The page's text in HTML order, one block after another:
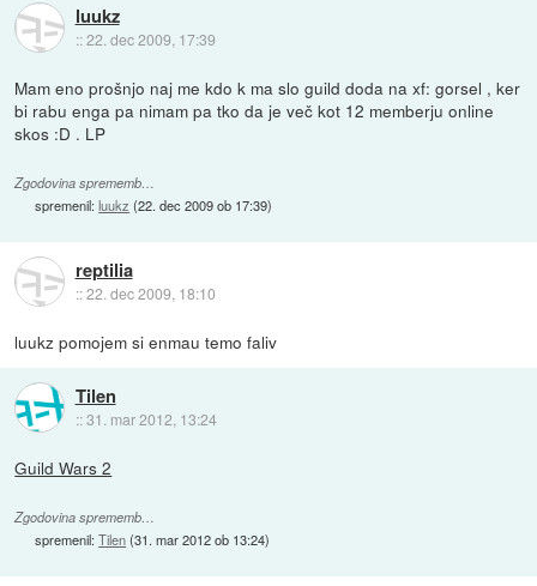
luukz
::22. dec 2009, 17:39
Mam eno prošnjo naj me kdo k ma slo guild doda na xf: gorsel , ker
bi rabu enga pa nimam pa tko da je več kot 12 memberju online
skos :D . LP
Zgodovina sprememb…
spremenil:luukz (22. dec 2009 ob 17:39)
reptilia
::22. dec 2009, 18:10
luukz pomojem si enmau temo faliv
Tilen
::31. mar 2012, 13:24
Guild Wars 2
Zgodovina sprememb…
spremenil:Tilen(31. mar 2012 ob 13:24)